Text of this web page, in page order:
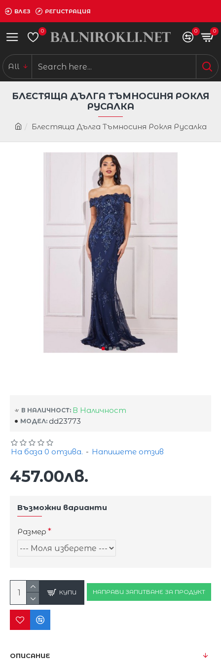
ВЛЕЗ РЕГИСТРАЦИЯ
0 0 0
All
Блестяща Дълга Тъмносиня Рокля Русалка
БЛЕСТЯЩА ДЪЛГА ТЪМНОСИНЯ РОКЛЯ
РУСАЛКА
В НАЛИЧНОСТ: В Наличност
МОДЕЛ: dd23773
На база 0 отзива. - Напишете отзив
457.00лв.
Възможни варианти
Размер
КУПИ НАПРАВИ ЗАПИТВАНЕ ЗА ПРОДУКТ
ОПИСАНИЕ